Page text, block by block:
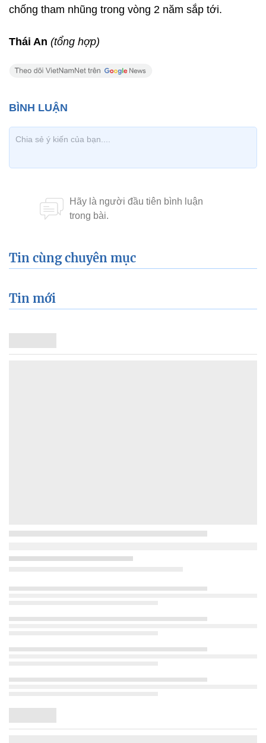
chống tham nhũng trong vòng 2 năm sắp tới.
Thái An (tổng hợp)
Tin cùng chuyên mục
Tin mới